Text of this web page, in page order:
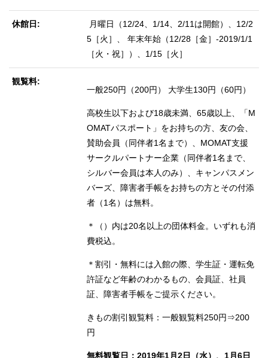
休館日
月曜日（12/24、1/14、2/11は開館）、12/2
5［火］、 年末年始（12/28［金］-2019/1/1
［火・祝］）、1/15［火］
観覧料
一般250円（200円） 大学生130円（60円）
高校生以下および18歳未満、65歳以上、「M
OMATパスポート」をお持ちの方、友の会、
賛助会員（同伴者1名まで）、MOMAT支援
サークルパートナー企業（同伴者1名まで、
シルバー会員は本人のみ）、キャンパスメン
バーズ、障害者手帳をお持ちの方とその付添
者（1名）は無料。
＊（）内は20名以上の団体料金。いずれも消
費税込。
＊割引・無料には入館の際、学生証・運転免
許証など年齢のわかるもの、会員証、社員
証、障害者手帳をご提示ください。
きもの割引観覧料：一般観覧料250円⇒200
円
無料観覧日：2019年1月2日（水）、1月6日